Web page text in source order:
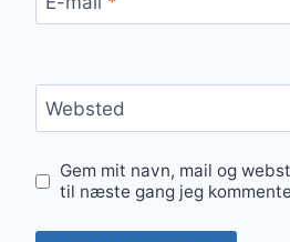
Websted
Gem mit navn, mail og
til næste gang jeg